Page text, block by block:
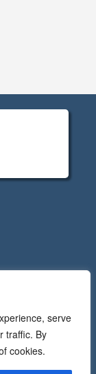
serve
traffic. By
cookies.
- Rev.5
- Rev.5
de Cookies